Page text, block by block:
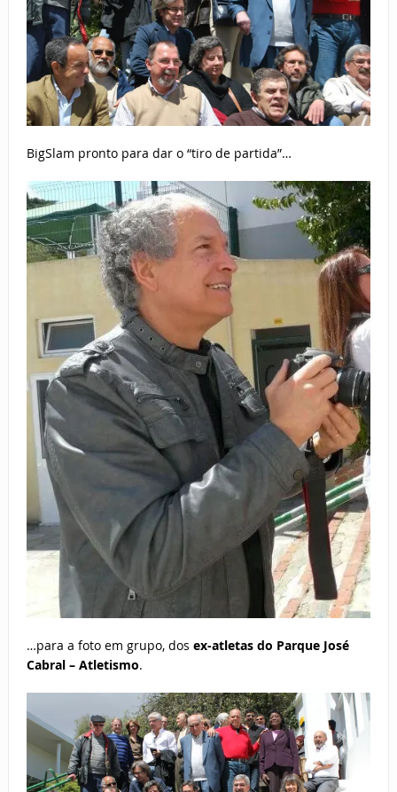
BigSlam pronto para dar o “tiro de partida”…
…para a foto em grupo, dos ex-atletas do Parque José
Cabral – Atletismo.